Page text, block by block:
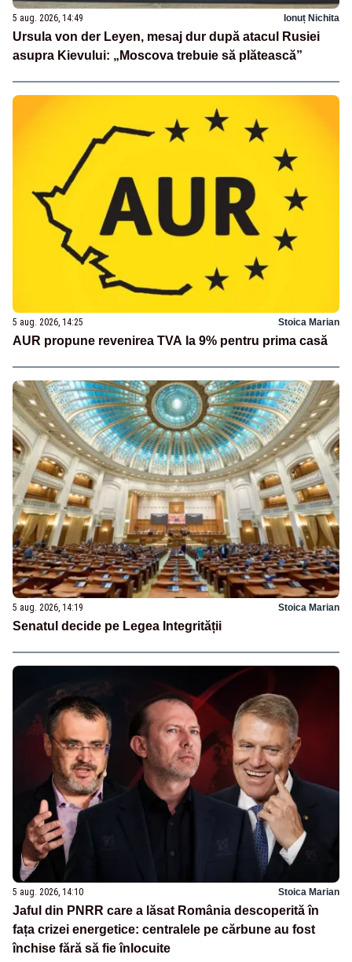
5 aug. 2026, 14:49 Ionuț Nichita
Ursula von der Leyen, mesaj dur după atacul Rusiei
asupra Kievului: „Moscova trebuie să plătească”
5 aug. 2026, 14:25 Stoica Marian
AUR propune revenirea TVA la 9% pentru prima casă
5 aug. 2026, 14:19 Stoica Marian
Senatul decide pe Legea Integrității
5 aug. 2026, 14:10 Stoica Marian
Jaful din PNRR care a lăsat România descoperită în
fața crizei energetice: centralele pe cărbune au fost
închise fără să fie înlocuite